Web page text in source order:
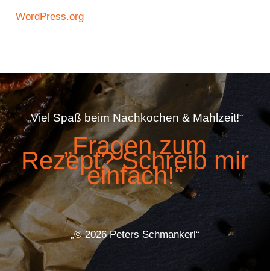
WordPress.org
„Viel Spaß beim Nachkochen & Mahlzeit!“
„Fragen zum
Rezept? Schreib mir
einfach!“
„© 2026 Peters Schmankerl“